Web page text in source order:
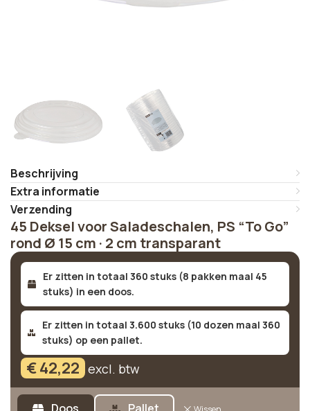
Beschrijving
Extra informatie
Verzending
45 Deksel voor Saladeschalen, PS “To Go”
rond Ø 15 cm · 2 cm transparant
Er zitten in totaal 360 stuks (8 pakken maal 45
stuks) in een doos.
Er zitten in totaal 3.600 stuks (10 dozen maal 360
stuks) op een pallet.
€42,22 excl. btw
Alternative: